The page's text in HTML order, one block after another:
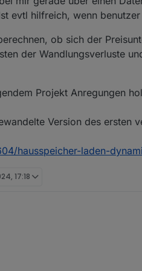
evtl hilfreich, wenn
ob sich der
der Wandlungsverluste
Projekt Anregungen
Version des ersten
hausspeicher-laden-
17:18
Speicher SOC zu gering, um